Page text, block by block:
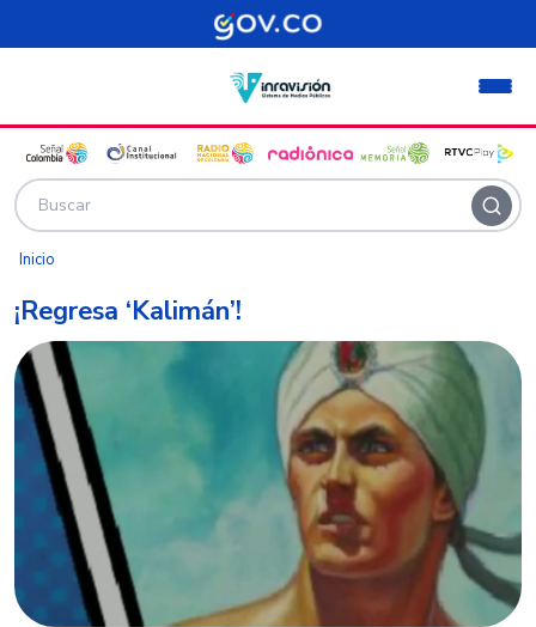
Pasar al contenido principal
Inicio
¡Regresa ‘Kalimán’!